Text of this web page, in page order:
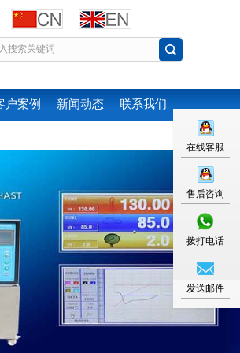
户案例 新闻动态 联系我们
在线客服
售后咨询
拨打电话
发送邮件